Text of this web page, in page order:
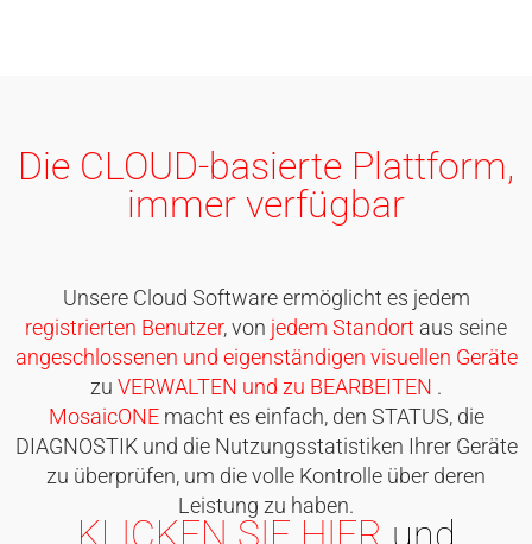
Die CLOUD-basierte Plattform,
immer verfügbar
Unsere Cloud Software ermöglicht es jedem
registrierten Benutzer, von jedem Standort aus seine
angeschlossenen und eigenständigen visuellen Geräte
zu VERWALTEN und zu BEARBEITEN .
MosaicONEmacht es einfach, den STATUS, die
DIAGNOSTIK und die Nutzungsstatistiken Ihrer Geräte
zu überprüfen, um die volle Kontrolle über deren
Leistung zu haben.
KLICKEN SIE HIER und